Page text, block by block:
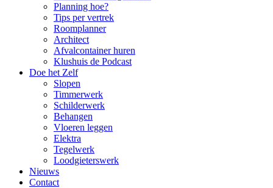
Planning hoe?
Tips per vertrek
Roomplanner
Architect
Afvalcontainer huren
Klushuis de Podcast
Doe het Zelf
Slopen
Timmerwerk
Schilderwerk
Behangen
Vloeren leggen
Elektra
Tegelwerk
Loodgieterswerk
Nieuws
Contact